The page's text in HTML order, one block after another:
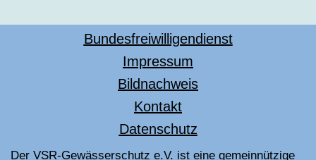
Bundesfreiwilligendienst
Impressum
Bildnachweis
Kontakt
Datenschutz
Der VSR-Gewässerschutz e.V. ist eine gemeinnützige